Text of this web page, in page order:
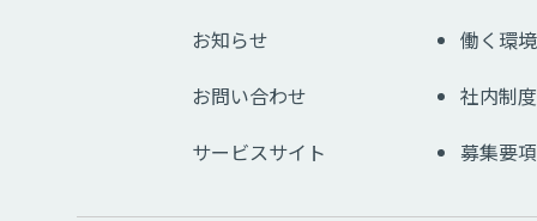
お知らせ
お問い合わせ
サービスサイト
働く環境
社内制度
募集要項